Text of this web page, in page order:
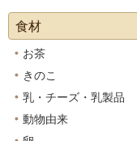
食材
お茶
きのこ
乳・チーズ・乳製品
動物由来